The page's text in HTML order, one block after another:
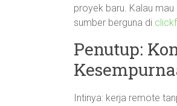
proyek baru. Kalau
sumber berguna di
Penutup:
Intinya: kerja remote